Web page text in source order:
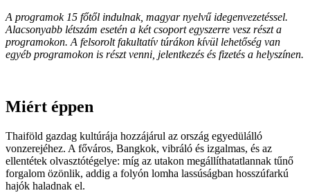
A programok 15 főtől indulnak, magyar nyelvű idegenvezetéssel.
Alacsonyabb létszám esetén a két csoport egyszerre vesz részt a
programokon. A felsorolt fakultatív túrákon kívül lehetőség van
egyéb programokon is részt venni, jelentkezés és fizetés a helyszínen.
Miért éppen
Thaiföld gazdag kultúrája hozzájárul az ország egyedülálló
vonzerejéhez. A főváros, Bangkok, vibráló és izgalmas, és az
ellentétek olvasztótégelye: míg az utakon megállíthatatlannak tűnő
forgalom özönlik, addig a folyón lomha lassúságban hosszúfarkú
hajók haladnak el.